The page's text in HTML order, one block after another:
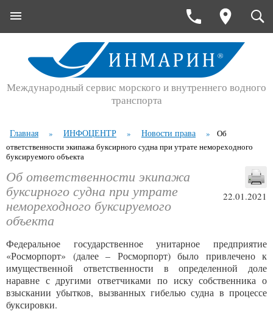
Международный сервис морского и внутреннего водного
транспорта
Главная » ИНФОЦЕНТР » Новости права »
Об
ответственности экипажа буксирного судна при утрате немореходного
буксируемого объекта
22.01.2021
Об ответственности экипажа
буксирного судна при утрате
немореходного буксируемого
объекта
Федеральное государственное унитарное предприятие
«Росморпорт» (далее – Росморпорт) было привлечено к
имущественной ответственности в определенной доле
наравне с другими ответчиками по иску собственника о
взыскании убытков, вызванных гибелью судна в процессе
буксировки.